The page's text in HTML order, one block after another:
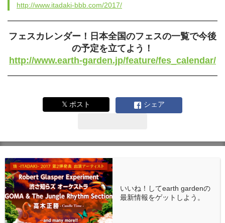
http://www.itadaki-bbb.com/2017/
フェスカレンダー！日本全国のフェスの一覧で今後
の予定を立てよう！
http://www.earth-garden.jp/feature/fes_calendar/
𝕏 ポスト シェア
いいね！してearth gardenの
最新情報をゲットしよう。